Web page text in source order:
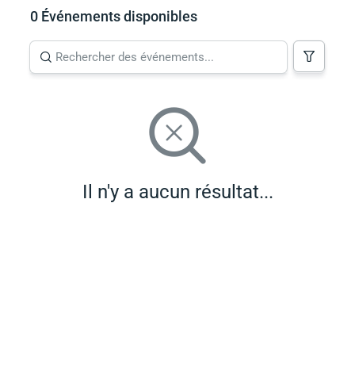
0 Événements disponibles
Il n'y a aucun résultat...